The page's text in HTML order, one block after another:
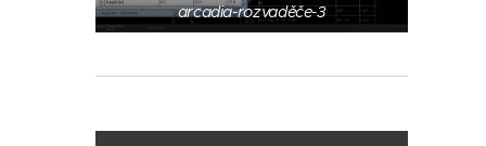
arcadia-rozvaděče-3